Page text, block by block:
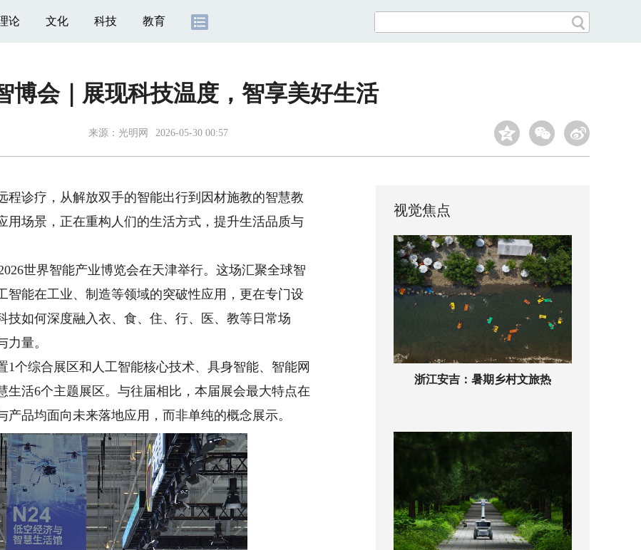
论 文化 科技 教育
博会｜展现科技温度，智享美好生活
来源： 光明网 2026-05-30 00:57
诊疗，从解放双手的智能出行到因材施教的智慧教
用场景，正在重构人们的生活方式，提升生活品质与
世界智能产业博览会在天津举行。这场汇聚全球智
能在工业、制造等领域的突破性应用，更在专门设
技如何深度融入衣、食、住、行、医、教等日常场
量。
综合展区和人工智能核心技术、具身智能、智能网
活6个主题展区。与往届相比，本届展会最大特点在
品均面向未来落地应用，而非单纯的概念展示。
视觉焦点
浙江安吉：暑期乡村文旅热